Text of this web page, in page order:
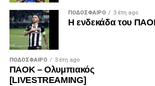
ΠΟΔΌΣΦΑΙΡΟ 3 έτη ago
Η ενδεκάδα του
ΠΟΔΌΣΦΑΙΡΟ 3 έτη ago
ΠΑΟΚ – Ολυμπιακός
[LIVESTREAMING]